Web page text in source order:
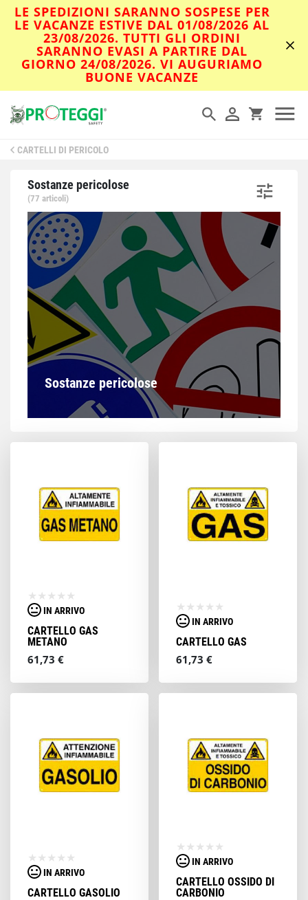
LE SPEDIZIONI SARANNO SOSPESE PER
LE VACANZE ESTIVE DAL 01/08/2026 AL
23/08/2026. TUTTI GLI ORDINI
SARANNO EVASI A PARTIRE DAL
GIORNO 24/08/2026. VI AUGURIAMO
BUONE VACANZE
CARTELLI DI PERICOLO
Sostanze pericolose
(77 articoli)
Sostanze pericolose
IN ARRIVO
CARTELLO GAS
METANO
61,73 €
IN ARRIVO
CARTELLO GAS
61,73 €
IN ARRIVO
CARTELLO GASOLIO
IN ARRIVO
CARTELLO OSSIDO DI
CARBONIO